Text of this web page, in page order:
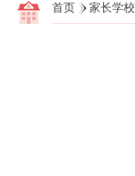
首页 家长学校